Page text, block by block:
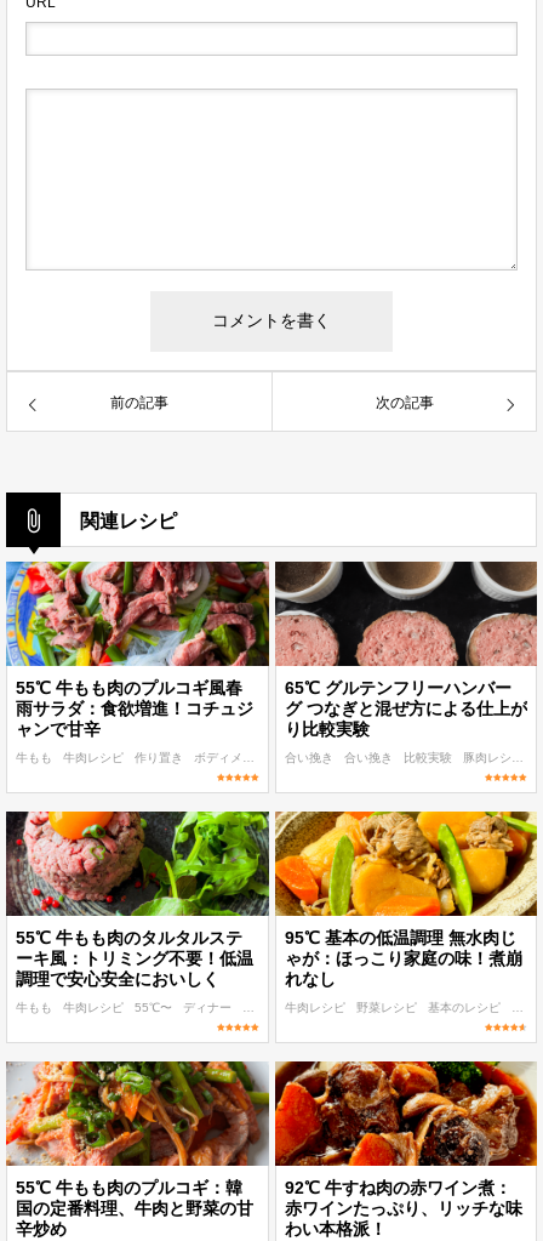
前の記事 次の記事
関連レシピ
55℃ 牛もも肉のプルコギ風春
雨サラダ：食欲増進！コチュジ
ャンで甘辛
牛もも 牛肉レシピ 作り置き ボディメイク 子ども
65℃ グルテンフリーハンバー
グ つなぎと混ぜ方による仕上が
り比較実験
合い挽き 合い挽き 比較実験 豚肉レシピ
55℃ 牛もも肉のタルタルステ
ーキ風：トリミング不要！低温
調理で安心安全においしく
牛もも 牛肉レシピ 55℃〜 ディナー
95℃ 基本の低温調理 無水肉じ
ゃが：ほっこり家庭の味！煮崩
れなし
牛肉レシピ 野菜レシピ 基本のレシピ
55℃ 牛もも肉のプルコギ：韓
国の定番料理、牛肉と野菜の甘
辛炒め
92℃ 牛すね肉の赤ワイン煮：
赤ワインたっぷり、リッチな味
わい本格派！